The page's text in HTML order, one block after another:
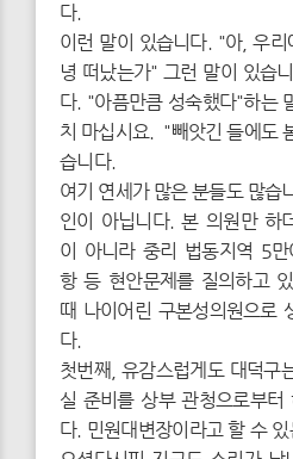
다.
이런 말이 있습니다. "아, 우
녕 떠났는가" 그런 말이 있습
다. "아픔만큼 성숙했다"하는
치 마십시요. "빼앗긴 들에도
습니다.
여기 연세가 많은 분들도 많습
인이 아닙니다. 본 의원만 하
이 아니라 중리 법동지역 5
항 등 현안문제를 질의하고
때 나이어린 구본성의원으로
다.
첫번째, 유감스럽게도 대덕구
실 준비를 상부 관청으로부터
다. 민원대변장이라고 할 수